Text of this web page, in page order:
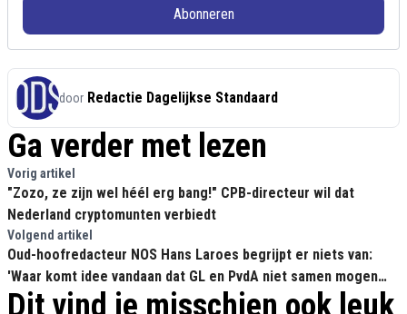
Abonneren
door Redactie Dagelijkse Standaard
Ga verder met lezen
Vorig artikel
"Zozo, ze zijn wel héél erg bang!" CPB-directeur wil dat
Nederland cryptomunten verbiedt
Volgend artikel
Oud-hoofredacteur NOS Hans Laroes begrijpt er niets van:
'Waar komt idee vandaan dat GL en PvdA niet samen mogen
regeren?'
Dit vind je misschien ook leuk